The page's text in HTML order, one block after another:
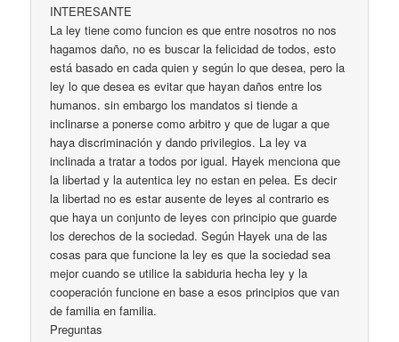
INTERESANTE
La ley tiene como funcion es que entre nosotros no nos
hagamos daño, no es buscar la felicidad de todos, esto
está basado en cada quien y según lo que desea, pero la
ley lo que desea es evitar que hayan daños entre los
humanos. sin embargo los mandatos si tiende a
inclinarse a ponerse como arbitro y que de lugar a que
haya discriminación y dando privilegios. La ley va
inclinada a tratar a todos por igual. Hayek menciona que
la libertad y la autentica ley no estan en pelea. Es decir
la libertad no es estar ausente de leyes al contrario es
que haya un conjunto de leyes con principio que guarde
los derechos de la sociedad. Según Hayek una de las
cosas para que funcione la ley es que la sociedad sea
mejor cuando se utilice la sabiduria hecha ley y la
cooperación funcione en base a esos principios que van
de familia en familia.
Preguntas